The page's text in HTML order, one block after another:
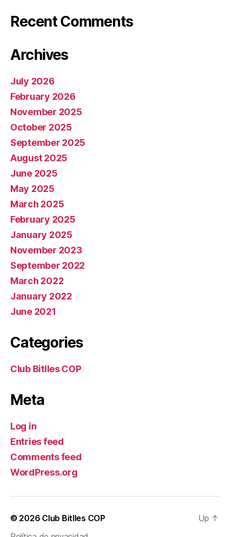
Recent Comments
Archives
July 2026
February 2026
November 2025
October 2025
September 2025
August 2025
June 2025
May 2025
March 2025
February 2025
January 2025
November 2023
September 2022
March 2022
January 2022
June 2021
Categories
Club Bitlles COP
Meta
Log in
Entries feed
Comments feed
WordPress.org
© 2026 Club Bitlles COP
Up ↑